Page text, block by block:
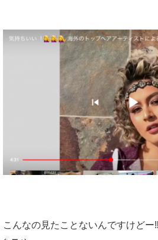
こんなの見たことないんですけどー‼︎